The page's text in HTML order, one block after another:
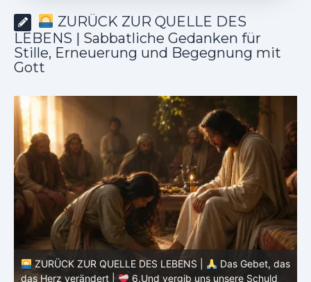
ZURÜCK ZUR QUELLE DES
LEBENS | Sabbatliche Gedanken für
Stille, Erneuerung und Begegnung mit
Gott
das
ZURÜCK ZUR QUELLE DES LEBENS |
Das Gebet, das
das Herz verändert |
5.Unser tägliches Brot gib uns
heute